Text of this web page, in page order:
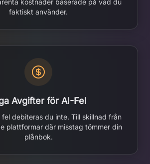
kostnader baserade på vad du
faktiskt använder.
Avgifter för AI-Fel
debiteras du inte. Till skillnad från
plattformar där misstag tömmer din
plånbok.